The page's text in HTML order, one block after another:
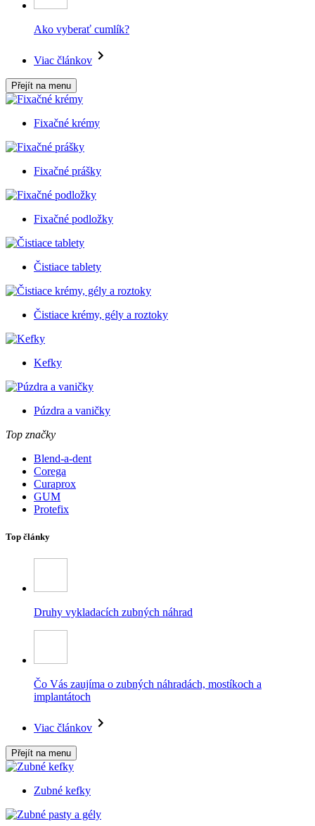
Ako vyberať cumlík?
Viac článkov
Přejít na menu
Fixačné krémy
Fixačné prášky
Fixačné podložky
Čistiace tablety
Čistiace krémy, gély a roztoky
Kefky
Púzdra a vaničky
Top značky
Blend-a-dent
Corega
Curaprox
GUM
Protefix
Top články
Druhy vykladacích zubných náhrad
Čo Vás zaujíma o zubných náhradách, mostíkoch a
implantátoch
Viac článkov
Přejít na menu
Zubné kefky